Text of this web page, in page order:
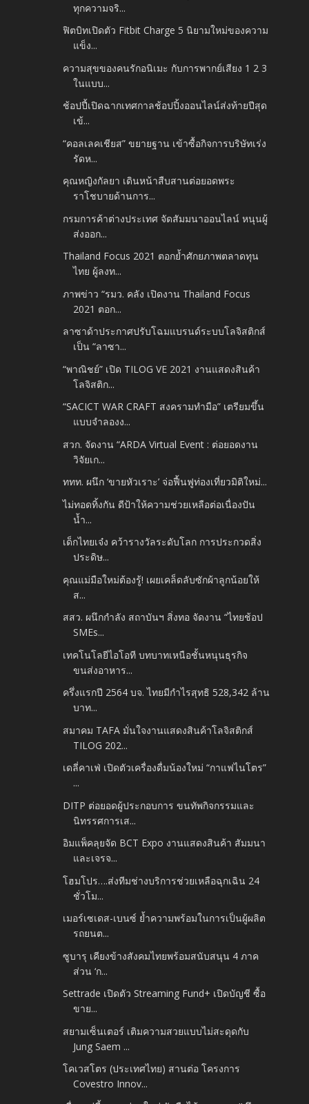
ทุกความจริ...
ฟิตบิทเปิดตัว Fitbit Charge 5 นิยามใหม่ของความ
แข็ง...
ความสุขของคนรักอนิเมะ กับการพากย์เสียง 1 2 3
ในแบบ...
ช้อปปี้เปิดฉากเทศกาลช้อปปิ้งออนไลน์ส่งท้ายปีสุด
เข้...
“คอลเลคเชียส” ขยายฐาน เข้าซื้อกิจการบริษัทเร่ง
รัดห...
คุณหญิงกัลยา เดินหน้าสืบสานต่อยอดพระ
ราโชบายด้านการ...
กรมการค้าต่างประเทศ จัดสัมมนาออนไลน์ หนุนผู้
ส่งออก...
Thailand Focus 2021 ตอกย้ำศักยภาพตลาดทุน
ไทย ผู้ลงท...
ภาพข่าว “รมว. คลัง เปิดงาน Thailand Focus
2021 ตอก...
ลาซาด้าประกาศปรับโฉมแบรนด์ระบบโลจิสติกส์
เป็น “ลาซา...
“พาณิชย์” เปิด TILOG VE 2021 งานแสดงสินค้า
โลจิสติก...
“SACICT WAR CRAFT สงครามทำมือ” เตรียมขึ้น
แบบจำลองง...
สวก. จัดงาน “ARDA Virtual Event : ต่อยอดงาน
วิจัยเก...
ททท. ผนึก ‘ขายหัวเราะ’ จ่อฟื้นฟูท่องเที่ยวมิติใหม่...
ไม่ทอดทิ้งกัน ดีป้าให้ความช่วยเหลือต่อเนื่องปัน
น้ำ...
เด็กไทยเจ๋ง คว้ารางวัลระดับโลก การประกวดสิ่ง
ประดิษ...
คุณแม่มือใหม่ต้องรู้! เผยเคล็ดลับซักผ้าลูกน้อยให้
ส...
สสว. ผนึกกำลัง สถาบันฯ สิ่งทอ จัดงาน “ไทยช้อป
SMEs...
เทคโนโลยีไอโอที บทบาทเหนือชั้นหนุนธุรกิจ
ขนส่งอาหาร...
ครึ่งแรกปี 2564 บจ. ไทยมีกำไรสุทธิ 528,342 ล้าน
บาท...
สมาคม TAFA มั่นใจงานแสดงสินค้าโลจิสติกส์
TILOG 202...
เดลี่คาเฟ่ เปิดตัวเครื่องดื่มน้องใหม่ “กาแฟไนโตร”
...
DITP ต่อยอดผู้ประกอบการ ขนทัพกิจกรรมและ
นิทรรศการเส...
อิมแพ็คลุยจัด BCT Expo งานแสดงสินค้า สัมมนา
และเจรจ...
โฮมโปร….ส่งทีมช่างบริการช่วยเหลือฉุกเฉิน 24
ชั่วโม...
เมอร์เซเดส-เบนซ์ ย้ำความพร้อมในการเป็นผู้ผลิต
รถยนต...
ซูบารุ เคียงข้างสังคมไทยพร้อมสนับสนุน 4 ภาค
ส่วน ‘ก...
Settrade เปิดตัว Streaming Fund+ เปิดบัญชี ซื้อ
ขาย...
สยามเซ็นเตอร์ เติมความสวยแบบไม่สะดุดกับ
Jung Saem ...
โคเวสโตร (ประเทศไทย) สานต่อ โครงการ
Covestro Innov...